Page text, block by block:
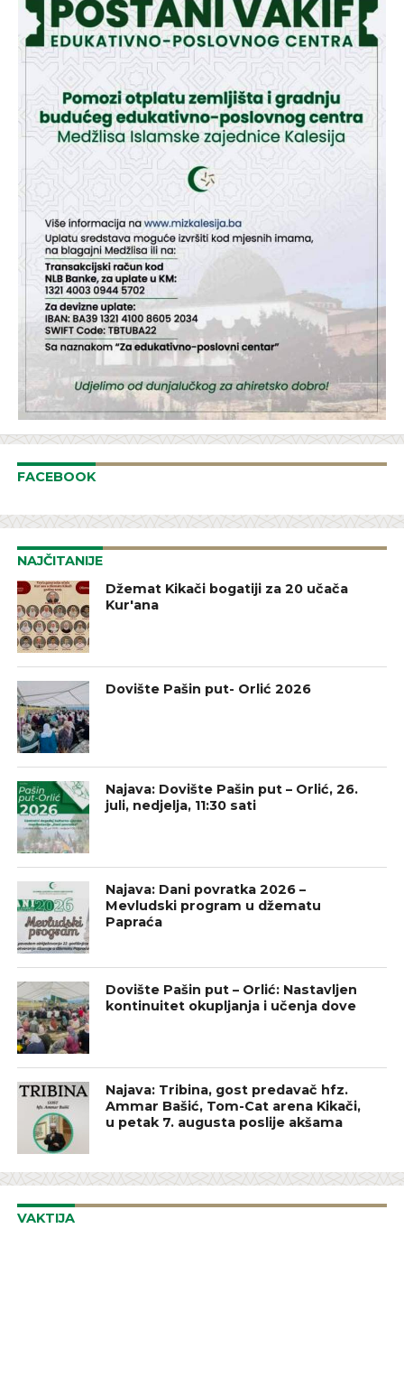
FACEBOOK
NAJČITANIJE
Džemat Kikači bogatiji za 20 učača
Kur'ana
Dovište Pašin put- Orlić 2026
Najava: Dovište Pašin put – Orlić, 26.
juli, nedjelja, 11:30 sati
Najava: Dani povratka 2026 –
Mevludski program u džematu
Papraća
Dovište Pašin put – Orlić: Nastavljen
kontinuitet okupljanja i učenja dove
Najava: Tribina, gost predavač hfz.
Ammar Bašić, Tom-Cat arena Kikači,
u petak 7. augusta poslije akšama
VAKTIJA